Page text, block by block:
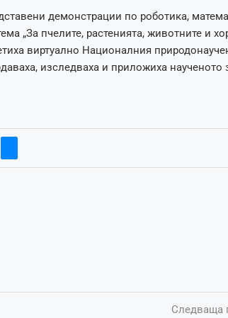
демонстрации по роботика,
„За пчелите, растенията, животните и
виртуално Националния
изследваха и приложиха наученото
Следваща